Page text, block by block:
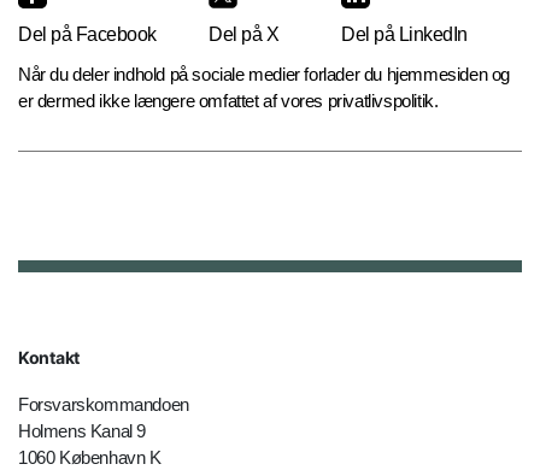
Del på Facebook Del på X
Del på LinkedIn
Når du deler indhold på sociale medier forlader du hjemmesiden og
er dermed ikke længere omfattet af vores privatlivspolitik.
Kontakt
Forsvarskommandoen
Holmens Kanal 9
1060 København K